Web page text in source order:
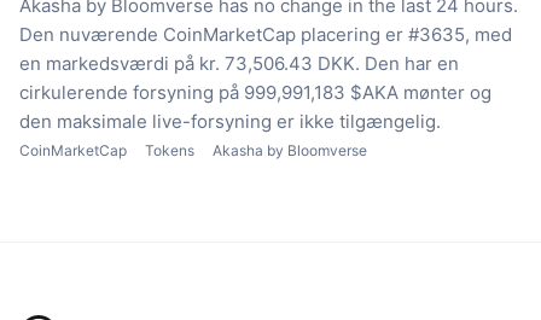
Akasha by Bloomverse has no change in the last 24 hours.
Den nuværende CoinMarketCap placering er #3635, med
en markedsværdi på kr. 73,506.43 DKK. Den har en
cirkulerende forsyning på 999,991,183 $AKA mønter og
den maksimale live-forsyning er ikke tilgængelig.
CoinMarketCap Tokens Akasha by Bloomverse